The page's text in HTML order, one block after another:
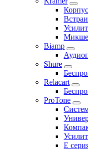
Biamp
Shure
Relacart
ProTone
E